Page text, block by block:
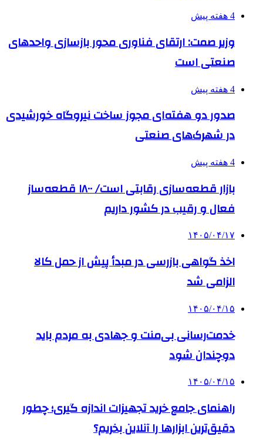
4 هفته پیش
وزیر صمت: ارتقای فناوری محور بازسازی واحدهای
صنعتی است
4 هفته پیش
صدور دو هفته‌ای مجوز ساخت نیروگاه خورشیدی
در شهرک‌های صنعتی
4 هفته پیش
بازار قطعه‌سازی رقابتی است/ ۱۸۰۰ قطعه‌ساز
فعال و رقیب در کشور داریم
۱۴۰۵/۰۴/۱۷
اخذ گواهی بازرسی در مبدأ پیش از حمل کالا
الزامی شد
۱۴۰۵/۰۴/۱۵
خدمت‌رسانی بی‌منت و جهادی به مردم باید
دوچندان شود
۱۴۰۵/۰۴/۱۵
راهنمای جامع خرید تجهیزات اندازه گیری؛ چطور
دقیق‌ترین ابزارها را آنلاین بخریم؟